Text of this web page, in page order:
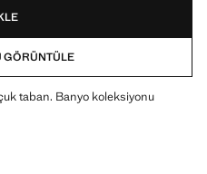
GÖRÜNTÜLE
taban. Banyo koleksiyonu